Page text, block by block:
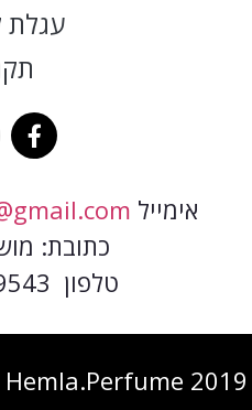
עגלת
אימייל
כתובת:
טלפון 054-5439543
2019 All rights reserved © Hemla.Perfume